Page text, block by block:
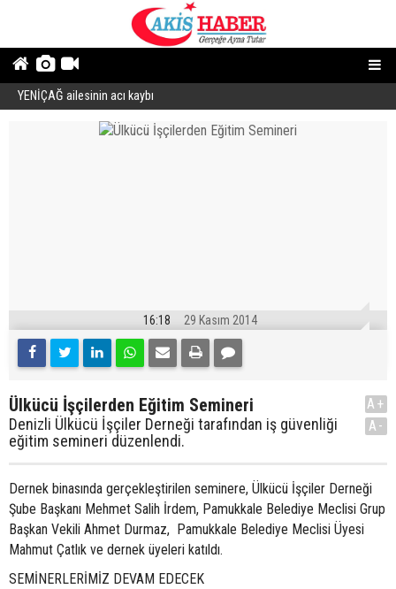
YENİÇAĞ ailesinin acı kaybı
16:18 29 Kasım 2014
Ülkücü İşçilerden Eğitim Semineri
Denizli Ülkücü İşçiler Derneği tarafından iş güvenliği
eğitim semineri düzenlendi.
A+
A-
Dernek binasında gerçekleştirilen seminere, Ülkücü İşçiler Derneği
Şube Başkanı Mehmet Salih İrdem, Pamukkale Belediye Meclisi Grup
Başkan Vekili Ahmet Durmaz, Pamukkale Belediye Meclisi Üyesi
Mahmut Çatlık ve dernek üyeleri katıldı.
SEMİNERLERİMİZ DEVAM EDECEK